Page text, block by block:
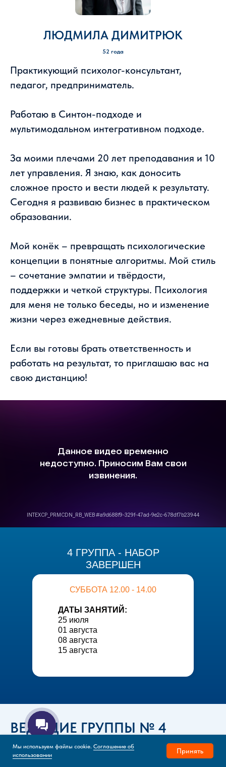
ЛЮДМИЛА ДИМИТРЮК
52 года
Практикующий психолог-консультант,
педагог, предприниматель.
Работаю в Синтон-подходе и
мультимодальном интегративном подходе.
За моими плечами 20 лет преподавания и 10
лет управления. Я знаю, как доносить
сложное просто и вести людей к результату.
Сегодня я развиваю бизнес в практическом
образовании.
Мой конёк – превращать психологические
концепции в понятные алгоритмы. Мой стиль
– сочетание эмпатии и твёрдости,
поддержки и четкой структуры. Психология
для меня не только беседы, но и изменение
жизни через ежедневные действия.
Если вы готовы брать ответственность и
работать на результат, то приглашаю вас на
свою дистанцию!
4 ГРУППА - НАБОР
ЗАВЕРШЕН
ДАТЫ ЗАНЯТИЙ:
25 июля
01 августа
08 августа
15 августа
СУББОТА 12.00 - 14.00
ВЕДУЩИЕ ГРУППЫ № 4
Мы используем файлы cookie. Соглашение об
использовании
Принять